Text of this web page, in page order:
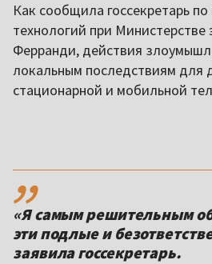
Как сообщила госсекретарь
технологий при
Ферранди, действия
локальным последствиям для
стационарной и мобильной
,,
«Я самым решительным
эти подлые и
заявила госсекретарь.